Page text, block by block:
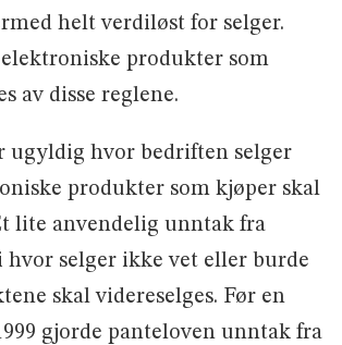
helt verdiløst for selger.
produkter som
av disse reglene.
ugyldig hvor bedriften selger
produkter som kjøper skal
lite anvendelig unntak fra
hvor selger ikke vet eller burde
skal videreselges. Før en
gjorde panteloven unntak fra